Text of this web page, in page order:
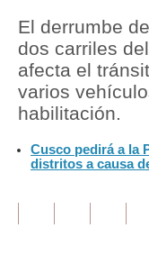
Política
Tu Dinero
Finanzas Personales
Plus G
Opinión
El derrumbe
dos carriles
afecta el
varios
habilitación.
Cusco pedirá a la
distritos a causa